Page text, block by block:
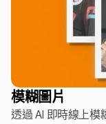
模糊圖片
透過 AI 即時線上模